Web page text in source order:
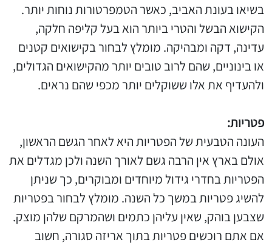
בשיאו בעונת האביב, כאשר הטמפרטורות נוחות יותר.
הקישוא הבשל והטרי ביותר הוא בעל קליפה חלקה,
עדינה, דקה ומבהיקה. מומלץ לבחור בקישואים קטנים
או בינוניים, שהם לרוב טובים יותר מהקישואים הגדולים,
ולהעדיף את אלו ששוקלים יותר מכפי שהם נראים.
פטריות:
העונה הטבעית של הפטריות היא לאחר הגשם הראשון,
אולם בארץ אין הרבה גשם לאורך השנה ולכן מגדלים את
הפטריות בחדרי גידול מיוחדים ומבוקרים, כך שניתן
להשיג פטריות במשך כל השנה. מומלץ לבחור בפטריות
שצבען בוהק, שאין עליהן כתמים ושהמרקם שלהן מוצק.
אם אתם רוכשים פטריות בתוך אריזה סגורה, חשוב